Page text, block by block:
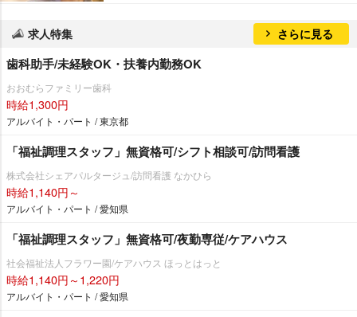
求人特集 さらに見る
歯科助手/未経験OK・扶養内勤務OK
おおむらファミリー歯科
時給1,300円
アルバイト・パート / 東京都
「福祉調理スタッフ」無資格可/シフト相談可/訪問看護
株式会社シェアパルタージュ/訪問看護 なかひら
時給1,140円～
アルバイト・パート / 愛知県
「福祉調理スタッフ」無資格可/夜勤専従/ケアハウス
社会福祉法人フラワー園/ケアハウス ほっとはっと
時給1,140円～1,220円
アルバイト・パート / 愛知県